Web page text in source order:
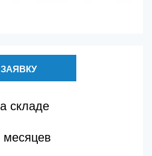
складе
месяцев